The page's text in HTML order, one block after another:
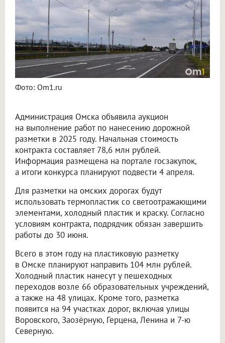
Фото: Om1.ru
Администрация Омска объявила аукцион
на выполнение работ по нанесению дорожной
разметки в 2025 году. Начальная стоимость
контракта составляет 78,6 млн рублей.
Информация размещена на портале госзакупок,
а итоги конкурса планируют подвести 4 апреля.
Для разметки на омских дорогах будут
использовать термопластик со светоотражающими
элементами, холодный пластик и краску. Согласно
условиям контракта, подрядчик обязан завершить
работы до 30 июня.
Всего в этом году на пластиковую разметку
в Омске планируют направить 104 млн рублей.
Холодный пластик нанесут у пешеходных
переходов возле 66 образовательных учреждений,
а также на 48 улицах. Кроме того, разметка
появится на 94 участках дорог, включая улицы
Воровского, Заозёрную, Герцена, Ленина и 7-ю
Северную.